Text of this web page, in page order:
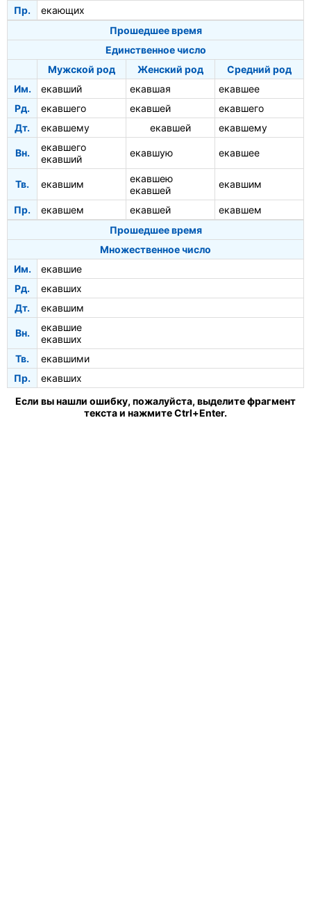
Пр.
екающих
Прошедшее время
Единственное число
Мужской род
Женский род
Средний род
Им.
екавший екавшая
екавшее
Рд.
екавшего екавшей
екавшего
Дт.
екавшему екавшей екавшему
Вн.
екавшего
екавший
екавшую екавшее
Тв. екавшим
екавшею
екавшей
екавшим
Пр. екавшем екавшей
екавшем
Прошедшее время
Множественное число
Им.
екавшие
Рд.
екавших
Дт.
екавшим
Вн.
екавшие
екавших
Тв.
екавшими
Пр.
екавших
Если вы нашли ошибку, пожалуйста, выделите фрагмент
текста и нажмите Ctrl+Enter.